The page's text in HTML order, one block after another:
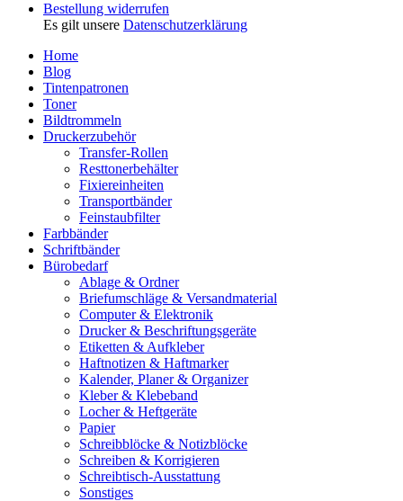
Bestellung widerrufen
Es gilt unsere Datenschutzerklärung
Home
Blog
Tintenpatronen
Toner
Bildtrommeln
Druckerzubehör
Transfer-Rollen
Resttonerbehälter
Fixiereinheiten
Transportbänder
Feinstaubfilter
Farbbänder
Schriftbänder
Bürobedarf
Ablage & Ordner
Briefumschläge & Versandmaterial
Computer & Elektronik
Drucker & Beschriftungsgeräte
Etiketten & Aufkleber
Haftnotizen & Haftmarker
Kalender, Planer & Organizer
Kleber & Klebeband
Locher & Heftgeräte
Papier
Schreibblöcke & Notizblöcke
Schreiben & Korrigieren
Schreibtisch-Ausstattung
Sonstiges